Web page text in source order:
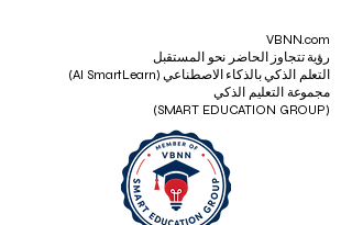
VBNN.com
رؤية تتجاوز الحاضر نحو المستقبل
التعلم الذكي بالذكاء الاصطناعي (AI SmartLearn)
مجموعة التعليم الذكي
(SMART EDUCATION GROUP)